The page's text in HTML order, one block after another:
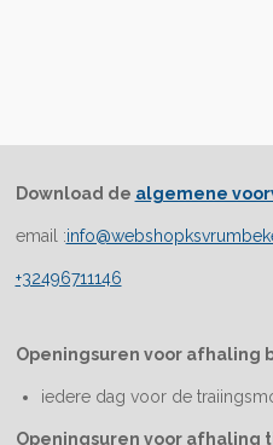
Download de algemene
email :
+32496711146
Openingsuren voor afhaling
iedere dag voor de
Openingsuren voor afhaling